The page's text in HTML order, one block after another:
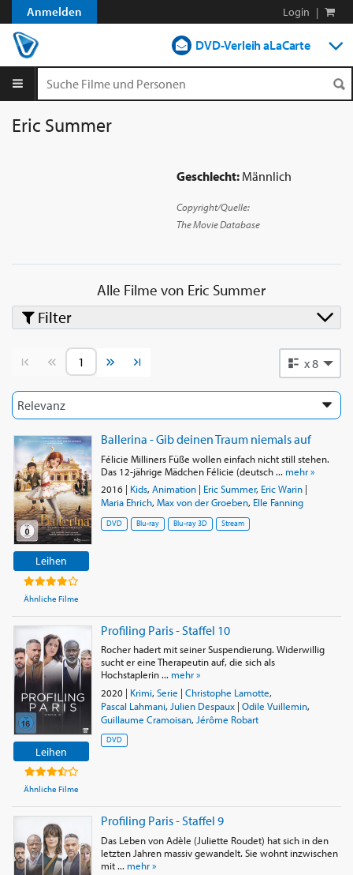
Anmelden Login |
DVD-Verleih aLaCarte
Geschlecht: Männlich
Copyright/Quelle:
The Movie Database
Eric Summer
Alle Filme von Eric Summer
Vorherige SeiteNächste Seite x 8
Leihen
Ähnliche Filme
Ballerina - Gib deinen Traum niemals auf
Félicie Milliners Füße wollen einfach nicht still stehen.
Das 12-jährige Mädchen Félicie (deutsch ... mehr »
2016| Kids, Animation| Eric Summer, Eric Warin|
Maria Ehrich, Max von der Groeben, Elle Fanning
DVD Blu-ray Blu-ray 3D Stream
Leihen
Ähnliche Filme
Profiling Paris - Staffel 10
Rocher hadert mit seiner Suspendierung. Widerwillig
sucht er eine Therapeutin auf, die sich als
Hochstaplerin ... mehr »
2020| Krimi, Serie | Christophe Lamotte,
Pascal Lahmani, Julien Despaux| Odile Vuillemin,
Guillaume Cramoisan, Jérôme Robart
DVD
Profiling Paris - Staffel 9
Das Leben von Adèle (Juliette Roudet) hat sich in den
letzten Jahren massiv gewandelt. Sie wohnt inzwischen
mit ... mehr »
Filter